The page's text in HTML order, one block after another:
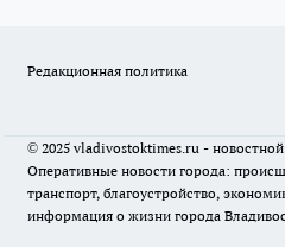
Редакционная политика
© 2025 vladivostoktimes.ru -
Оперативные новости города:
транспорт, благоустройство,
информация о жизни города